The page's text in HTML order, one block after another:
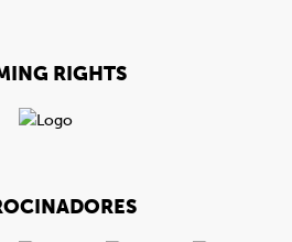
RIGHTS